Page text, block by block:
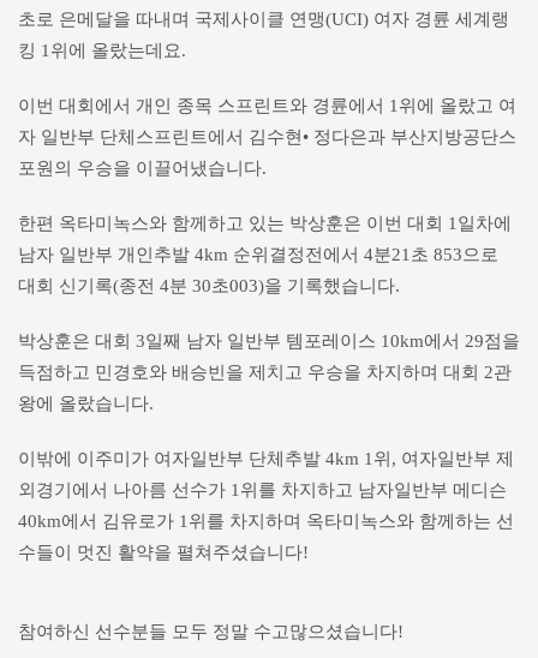
초로 은메달을 따내며 국제사이클 연맹(UCI) 여자 경륜 세계랭
킹 1위에 올랐는데요.
이번 대회에서 개인 종목 스프린트와 경륜에서 1위에 올랐고 여
자 일반부 단체스프린트에서 김수현• 정다은과 부산지방공단스
포원의 우승을 이끌어냈습니다.
한편 옥타미녹스와 함께하고 있는 박상훈은 이번 대회 1일차에
남자 일반부 개인추발 4km 순위결정전에서 4분21초 853으로
대회 신기록(종전 4분 30초003)을 기록했습니다.
박상훈은 대회 3일째 남자 일반부 템포레이스 10km에서 29점을
득점하고 민경호와 배승빈을 제치고 우승을 차지하며 대회 2관
왕에 올랐습니다.
이밖에 이주미가 여자일반부 단체추발 4km 1위, 여자일반부 제
외경기에서 나아름 선수가 1위를 차지하고 남자일반부 메디슨
40km에서 김유로가 1위를 차지하며 옥타미녹스와 함께하는 선
수들이 멋진 활약을 펼쳐주셨습니다!
참여하신 선수분들 모두 정말 수고많으셨습니다!